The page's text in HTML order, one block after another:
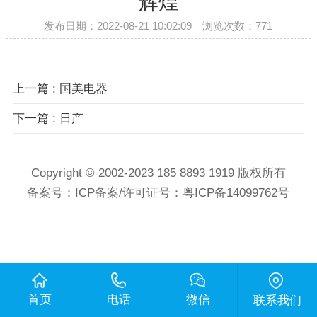
发布日期：2022-08-21 10:02:09 浏览次数：771
上一篇 : 国美电器
下一篇 : 日产
Copyright © 2002-2023 185 8893 1919 版权所有
备案号： ICP备案/许可证号：粤ICP备14099762号
首页 电话 微信 联系我们